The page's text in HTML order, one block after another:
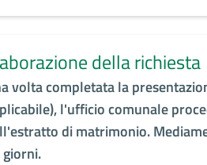
della richiesta
volta completata la
l'ufficio comunale
di matrimonio.